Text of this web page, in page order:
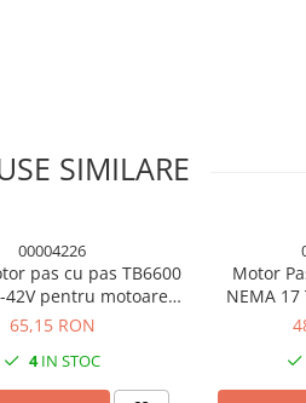
SIMILARE
00004226
pas cu pas TB6600
42V pentru motoare
17 si NEMA 23
65,15 RON
4IN STOC
Motor
NEMA 17